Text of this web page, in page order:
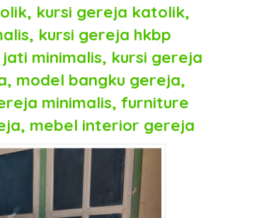
kursi gereja katolik,
kursi gereja hkbp
minimalis, kursi gereja
model bangku gereja,
minimalis, furniture
mebel interior gereja